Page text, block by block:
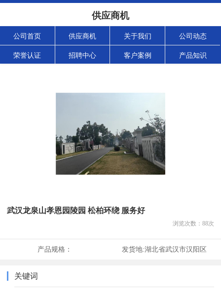
供应商机
公司首页 供应商机 关于我们 公司动态
荣誉认证 招聘中心 客户案例 产品知识
武汉龙泉山孝恩园陵园 松柏环绕 服务好
浏览次数： 88次
产品规格： 发货地:湖北省武汉市汉阳区
关键词